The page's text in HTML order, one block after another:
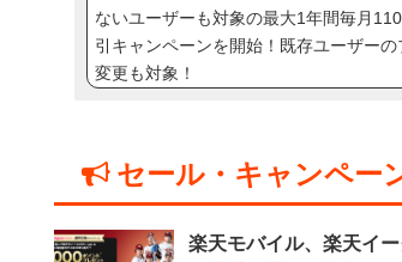
ないユーザーも対象の最大1年間毎月
引キャンペーンを開始！既存ユーザーの
変更も対象！
セール・キャンペー
楽天モバイル、楽天イ